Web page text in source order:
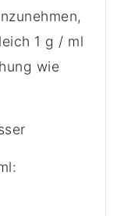
1 g / ml
wie